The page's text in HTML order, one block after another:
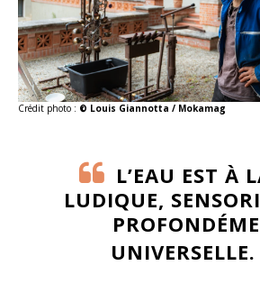
Crédit photo : © Louis Giannotta / Mokamag
L’EAU EST À
LUDIQUE,
UNIVERSELLE.